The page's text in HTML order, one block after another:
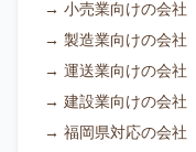
→ 小売業向けの会社
→ 製造業向けの会社
→ 運送業向けの会社
→ 建設業向けの会社
→ 福岡県対応の会社